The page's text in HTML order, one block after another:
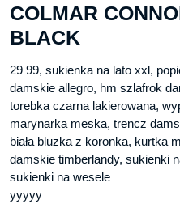
COLMAR
BLACK
29 99, sukienka na lato xxl,
damskie allegro, hm szlafrok
torebka czarna lakierowana,
marynarka meska, trencz
biała bluzka z koronka, kurtka
damskie timberlandy, sukienki
sukienki na wesele
yyyyy